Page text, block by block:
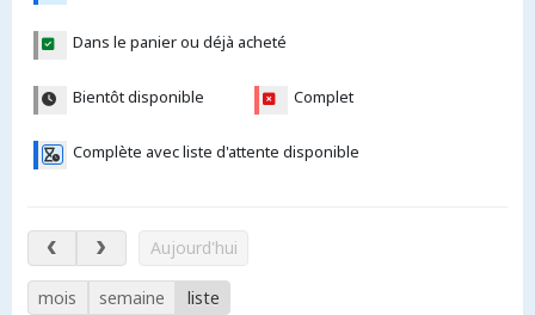
Dans le panier ou déjà acheté
Bientôt disponible Complet
Complète avec liste d'attente disponible
10 – 15 août 2026
Aujourd'hui
mois semaine liste